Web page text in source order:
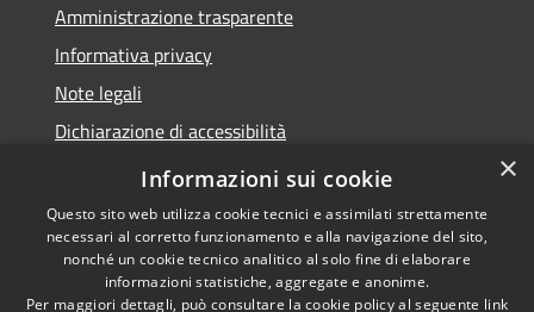
Amministrazione trasparente
Informativa privacy
Note legali
Dichiarazione di accessibilità
Obiettivi accessibilità
Copyright © 2026 • Comune di
×
Informazioni sui cookie
Questo sito web utilizza cookie tecnici e assimilati strettamente
necessari al corretto funzionamento e alla navigazione del sito,
nonché un cookie tecnico analitico al solo fine di elaborare
informazioni statistiche, aggregate e anonime.
Per maggiori dettagli, può consultare la cookie policy al seguente link